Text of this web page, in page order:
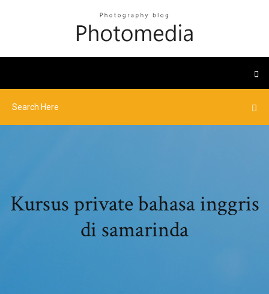
Kursus private bahasa inggris
di samarinda